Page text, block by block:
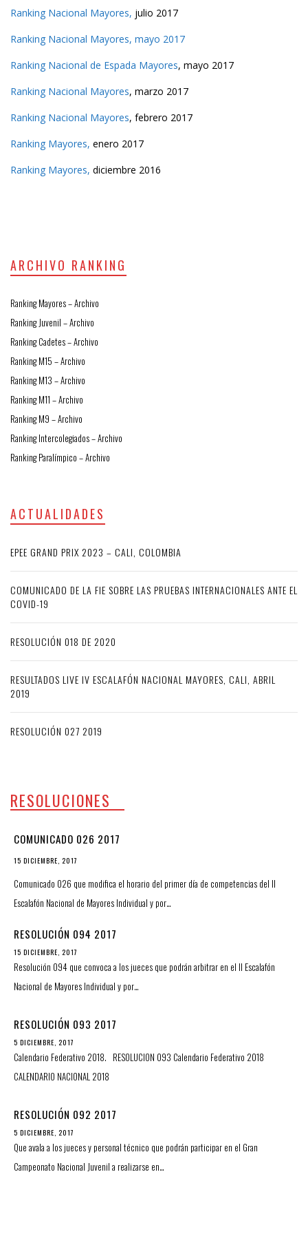
Ranking Nacional Mayores, julio 2017
Ranking Nacional Mayores, mayo 2017
Ranking Nacional de Espada Mayores, mayo 2017
Ranking Nacional Mayores, marzo 2017
Ranking Nacional Mayores, febrero 2017
Ranking Mayores, enero 2017
Ranking Mayores, diciembre 2016
ARCHIVO RANKING
Ranking Mayores – Archivo
Ranking Juvenil – Archivo
Ranking Cadetes – Archivo
Ranking M15 – Archivo
Ranking M13 – Archivo
Ranking M11 – Archivo
Ranking M9 – Archivo
Ranking Intercolegiados – Archivo
Ranking Paralímpico – Archivo
ACTUALIDADES
EPEE GRAND PRIX 2023 – CALI, COLOMBIA
COMUNICADO DE LA FIE SOBRE LAS PRUEBAS INTERNACIONALES ANTE EL
COVID-19
RESOLUCIÓN 018 DE 2020
RESULTADOS LIVE IV ESCALAFÓN NACIONAL MAYORES, CALI, ABRIL
2019
RESOLUCIÓN 027 2019
RESOLUCIONES
COMUNICADO 026 2017
15 DICIEMBRE, 2017
Comunicado 026 que modifica el horario del primer día de competencias del II
Escalafón Nacional de Mayores Individual y por…
RESOLUCIÓN 094 2017
15 DICIEMBRE, 2017
Resolución 094 que convoca a los jueces que podrán arbitrar en el II Escalafón
Nacional de Mayores Individual y por…
RESOLUCIÓN 093 2017
5 DICIEMBRE, 2017
Calendario Federativo 2018. RESOLUCION 093 Calendario Federativo 2018
CALENDARIO NACIONAL 2018
RESOLUCIÓN 092 2017
5 DICIEMBRE, 2017
Que avala a los jueces y personal técnico que podrán participar en el Gran
Campeonato Nacional Juvenil a realizarse en…